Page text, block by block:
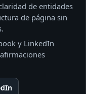
de entidades
de página sin
y LinkedIn